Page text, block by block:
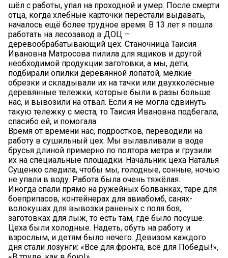
шёл с работы, упал на проходной и умер. После смерти
отца, когда хлебные карточки перестали выдавать,
началось ещё более трудное время. В 13 лет я пошла
работать на лесозавод в ДОЦ –
деревообрабатывающий цех. Станочница Таисия
Ивановна Матросова пилила для ящиков и другой
необходимой продукции заготовки, а мы, дети,
подбирали опилки деревянной лопатой, мелкие
обрезки и складывали их на тачки или двухколёсные
деревянные тележки, которые были в разы больше
нас, и вывозили на отвал. Если я не могла сдвинуть
такую тележку с места, то Таисия Ивановна подбегала,
спасибо ей, и помогала.
Время от времени нас, подростков, переводили на
работу в сушильный цех. Мы вылавливали в воде
брусья длиной примерно по полтора метра и грузили
их на специальные площадки. Начальник цеха Наталья
Сущенко следила, чтобы мы, голодные, сонные, ночью
не упали в воду. Работа была очень тяжёлая.
Иногда спали прямо на ружейных болванках, таре для
боеприпасов, контейнерах для авиабомб, санях-
волокушах для вывозки раненых с поля боя,
заготовках для лыж, то есть там, где было посуше.
Цеха были холодные. Надеть, обуть на работу и
взрослым, и детям было нечего. Девизом каждого
дня стали лозунги: «Всё для фронта, всё для Победы!»,